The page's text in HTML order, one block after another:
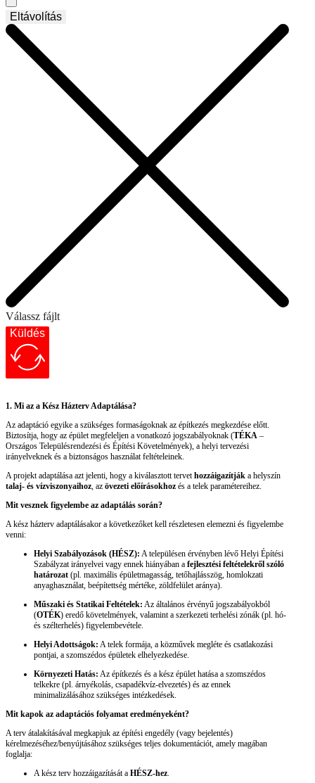
Eltávolítás
Válassz fájlt
Küldés
1. Mi az a Kész Házterv Adaptálása?
Az adaptáció egyike a szükséges formaságoknak az építkezés megkezdése előtt.
Biztosítja, hogy az épület megfeleljen a vonatkozó jogszabályoknak (TÉKA –
Országos Településrendezési és Építési Követelmények), a helyi tervezési
irányelveknek és a biztonságos használat feltételeinek.
A projekt adaptálása azt jelenti, hogy a kiválasztott tervethozzáigazítják a helyszín
talaj- és vízviszonyaihoz, az övezeti előírásokhoz és a telek paramétereihez.
Mit vesznek figyelembe az adaptálás során?
A kész házterv adaptálásakor a következőket kell részletesen elemezni és figyelembe
venni:
Helyi Szabályozások (HÉSZ): A településen érvényben lévő Helyi Építési
Szabályzat irányelvei vagy ennek hiányában a fejlesztési feltételekről szóló
határozat (pl. maximális épületmagasság, tetőhajlásszög, homlokzati
anyaghasználat, beépítettség mértéke, zöldfelület aránya).
Műszaki és Statikai Feltételek: Az általános érvényű jogszabályokból
(OTÉK) eredő követelmények, valamint a szerkezeti terhelési zónák (pl. hó-
és szélterhelés) figyelembevétele.
Helyi Adottságok: A telek formája, a közművek megléte és csatlakozási
pontjai, a szomszédos épületek elhelyezkedése.
Környezeti Hatás: Az építkezés és a kész épület hatása a szomszédos
telkekre (pl. árnyékolás, csapadékvíz-elvezetés) és az ennek
minimalizálásához szükséges intézkedések.
Mit kapok az adaptációs folyamat eredményeként?
A terv átalakításával megkapjuk az építési engedély (vagy bejelentés)
kérelmezéséhez/benyújtásához szükséges teljes dokumentációt, amely magában
foglalja:
A kész terv hozzáigazítását a HÉSZ-hez.